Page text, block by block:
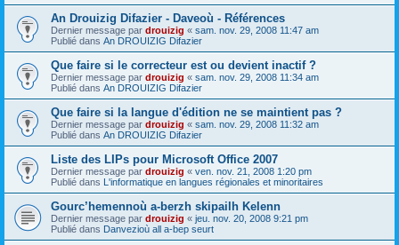
An Drouizig Difazier - Daveoù - Références
Dernier message par drouizig « sam. nov. 29, 2008 11:47 am
Publié dans An DROUIZIG Difazier
Que faire si le correcteur est ou devient inactif ?
Dernier message par drouizig « sam. nov. 29, 2008 11:34 am
Publié dans An DROUIZIG Difazier
Que faire si la langue d'édition ne se maintient pas ?
Dernier message par drouizig « sam. nov. 29, 2008 11:32 am
Publié dans An DROUIZIG Difazier
Liste des LIPs pour Microsoft Office 2007
Dernier message par drouizig « ven. nov. 21, 2008 1:20 pm
Publié dans L'informatique en langues régionales et minoritaires
Gourc’hemennoù a-berzh skipailh Kelenn
Dernier message par drouizig « jeu. nov. 20, 2008 9:21 pm
Publié dans Danvezioù all a-bep seurt